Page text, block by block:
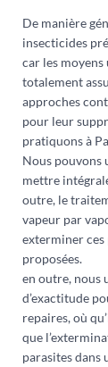
De manière
insecticides
car les
totalement
approches
pour leur
pratiquons à
Nous pouvons
mettre
outre, le
vapeur par
exterminer ces
proposées.
en outre, nous
d’exactitude
repaires, où
que
parasites dans